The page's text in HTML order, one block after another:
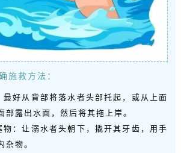
施救方法 ：
最好从背部将落水者头部托起，或从上面
部露出水面，然后将其拖上岸。
：让溺水者头朝下，撬开其牙齿，用手
物。